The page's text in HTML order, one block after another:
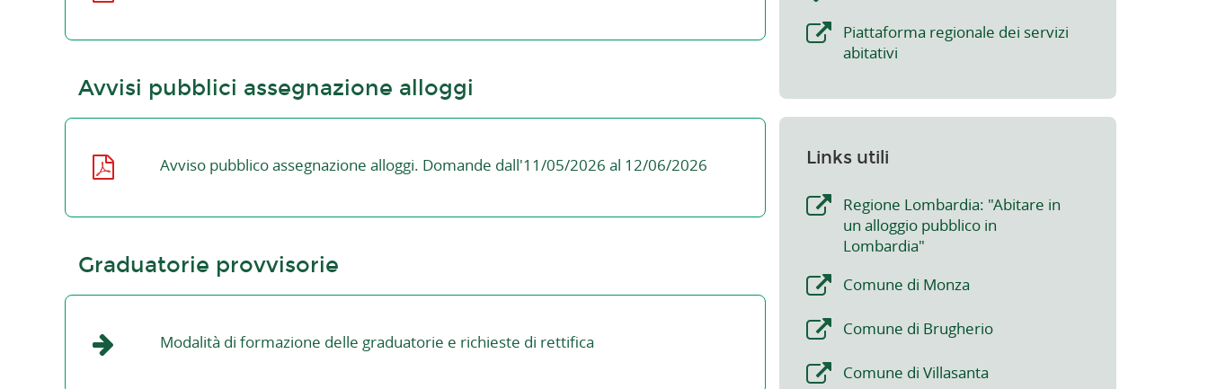
Avvisi pubblici assegnazione alloggi
Avviso pubblico assegnazione alloggi. Domande dall'11/05/2026 al 12/06/2026
Graduatorie provvisorie
Modalità di formazione delle graduatorie e richieste di rettifica
Piattaforma regionale dei servizi
abitativi
Links utili
Regione Lombardia: "Abitare in
un alloggio pubblico in
Lombardia"
Comune di Monza
Comune di Brugherio
Comune di Villasanta